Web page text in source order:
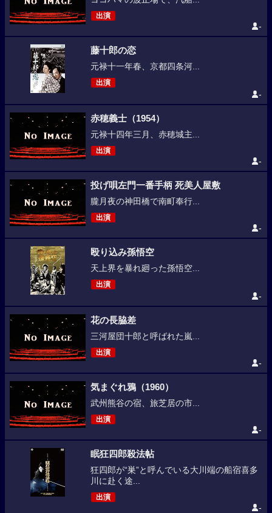
出演
-
藤十郎の恋
元禄十一年春、京都四条河...
出演
-
赤穂義士（1954）
元禄十四年三月、赤穂城主...
出演
-
投げ唄左門一番手柄 死美人屋敷
朧月夜の神田橋で南町奉行...
出演
-
殴り込み孫悟空
天上界を暴れ廻った孫悟空...
出演
-
花の長脇差
三河屋団十郎と呼ばれた嵐...
出演
-
気まぐれ鴉（1960）
武州熊谷の宿、旅芝居の市...
出演
-
眠狂四郎殺法帖
狂四郎が“巣”と呼んでいる大川端の船宿喜多
川に赴く途...
出演
-